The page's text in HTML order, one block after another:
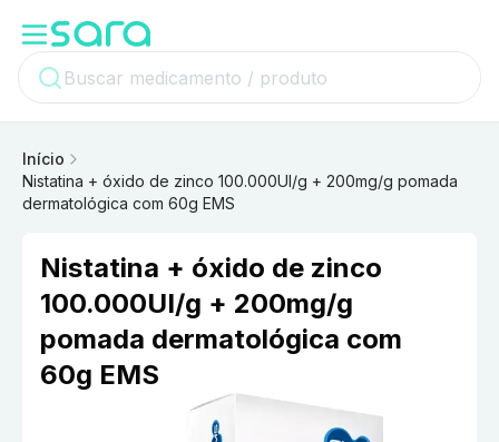
Início
Nistatina + óxido de zinco 100.000UI/g + 200mg/g pomada
dermatológica com 60g EMS
Nistatina + óxido de zinco
100.000UI/g + 200mg/g
pomada dermatológica com
60g EMS